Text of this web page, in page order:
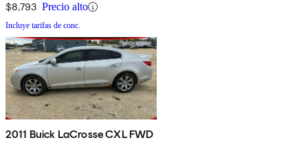
$8,793 Precio alto
Incluye tarifas de conc.
2011 Buick LaCrosse CXL FWD